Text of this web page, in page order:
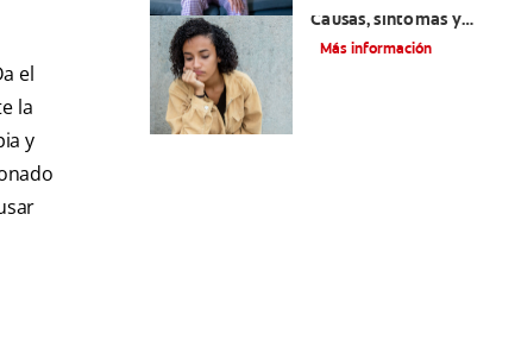
el
la
y
Causas, síntomas y
tratamientos
Más información